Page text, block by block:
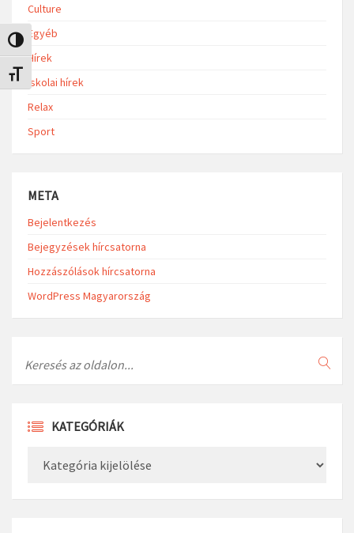
Nagy kontraszt váltása
Betűméret váltása
Culture
Egyéb
Hírek
Iskolai hírek
Relax
Sport
META
Bejelentkezés
Bejegyzések hírcsatorna
Hozzászólások hírcsatorna
WordPress Magyarország
KATEGÓRIÁK